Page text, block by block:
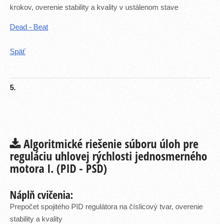
5.
krokov, overenie stability a kvality v ustálenom stave
Dead - Beat
Späť
Algoritmické riešenie súboru úloh pre
reguláciu uhlovej rýchlosti jednosmerného
motora I. (PID - PSD)
Náplň cvičenia:
Prepočet spojitého PID regulátora na číslicový tvar, overenie
stability a kvality